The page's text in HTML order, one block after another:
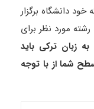
دانشگاه برگزار
مورد نظر برای
زبان ترکی باید
شما از با توجه